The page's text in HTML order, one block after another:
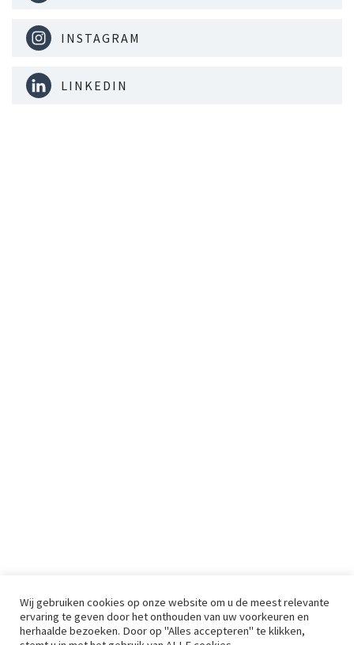
INSTAGRAM
LINKEDIN
Wij gebruiken cookies op onze website om u de meest relevante
ervaring te geven door het onthouden van uw voorkeuren en
herhaalde bezoeken. Door op "Alles accepteren" te klikken,